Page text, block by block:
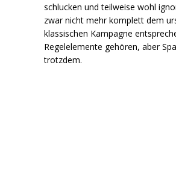
schlucken und teilweise wohl
zwar nicht mehr komplett dem
klassischen Kampagne
Regelelemente gehören, aber
trotzdem.